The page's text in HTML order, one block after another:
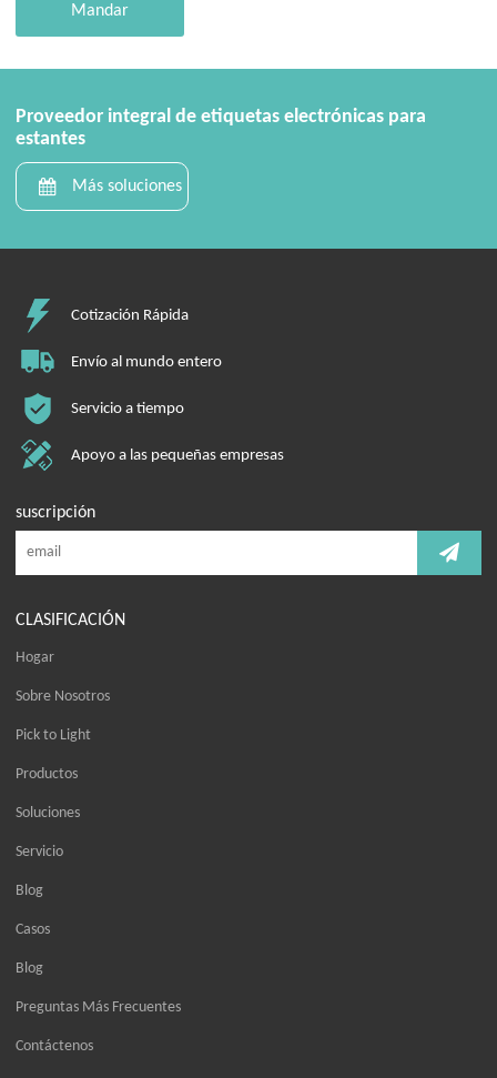
Mandar
Proveedor integral de etiquetas electrónicas para
estantes
Más soluciones
Cotización Rápida
Envío al mundo entero
Servicio a tiempo
Apoyo a las pequeñas empresas
suscripción
CLASIFICACIÓN
Hogar
Sobre Nosotros
Pick to Light
Productos
Soluciones
Servicio
Blog
Casos
Blog
Preguntas Más Frecuentes
Contáctenos